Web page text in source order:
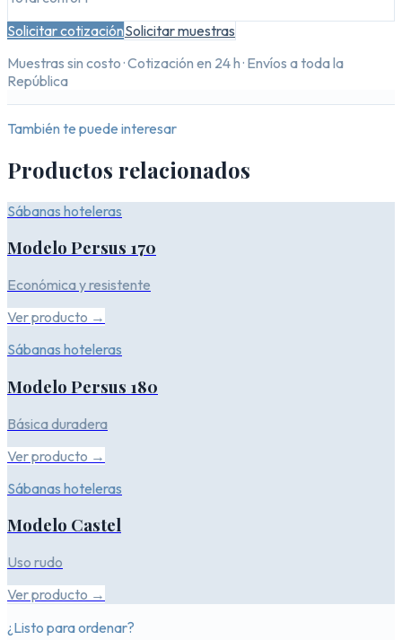
Solicitar cotizaciónSolicitar muestras
Muestras sin costo · Cotización en 24 h · Envíos a toda la
República
También te puede interesar
Productos relacionados
Sábanas hoteleras
Modelo Persus 170
Económica y resistente
Ver producto →
Sábanas hoteleras
Modelo Persus 180
Básica duradera
Ver producto →
Sábanas hoteleras
Modelo Castel
Uso rudo
Ver producto →
¿Listo para ordenar?